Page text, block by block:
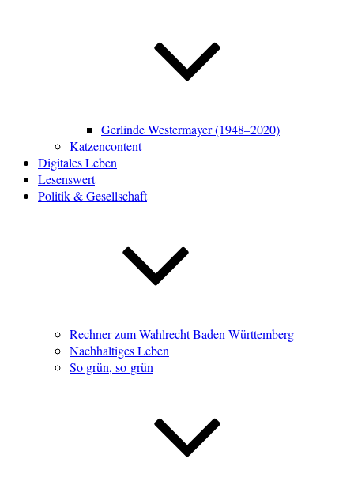
Gerlinde Westermayer (1948–2020)
Katzencontent
Digitales Leben
Lesenswert
Politik & Gesellschaft
Rechner zum Wahlrecht Baden-Württemberg
Nachhaltiges Leben
So grün, so grün